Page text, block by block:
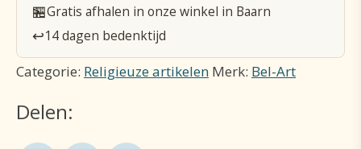
Sint
Maarten
aantal
🏪Gratis afhalen in onze winkel in Baarn
↩️14 dagen bedenktijd
Categorie: Religieuze artikelen Merk: Bel-Art
Delen: